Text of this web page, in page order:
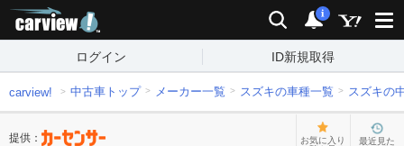
検索 通知
i
ログイン ID新規取得
carview! 中古車トップ メーカー一覧 スズキの車種一覧 スズキの
提供：
お気に入り
最近見た